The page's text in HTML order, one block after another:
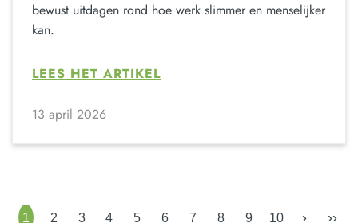
bewust uitdagen rond hoe werk slimmer en menselijker
kan.
LEES HET ARTIKEL
13 april 2026
1 2 3 4 5 6 7 8 9 10 › ››